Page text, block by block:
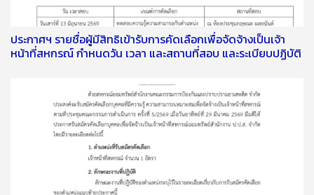
ประกาศฯ รายชื่อผู้มีสิทธิเข้ารับการคัดเลือกเพื่อจัดจ้างเป็นเจ้า
หน้าที่สหกรณ์ กำหนดวัน เวลา และสถานที่สอบ และระเบียบปฏิบัติ